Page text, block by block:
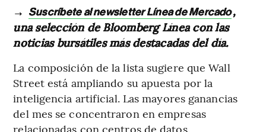
→ Suscríbete al newsletter Línea de Mercado,
una selección de Bloomberg Línea con las
noticias bursátiles más destacadas del día.
La composición de la lista sugiere que Wall
Street está ampliando su apuesta por la
inteligencia artificial. Las mayores ganancias
del mes se concentraron en empresas
relacionadas con centros de datos,